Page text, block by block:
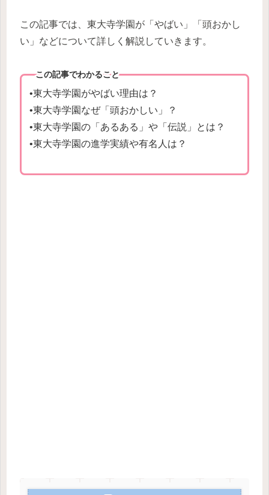
この記事では、東大寺学園が「やばい」「頭おかし
い」などについて詳しく解説していきます。
この記事でわかること
•東大寺学園がやばい理由は？
•東大寺学園なぜ「頭おかしい」？
•東大寺学園の「あるある」や「伝説」とは？
•東大寺学園の進学実績や有名人は？